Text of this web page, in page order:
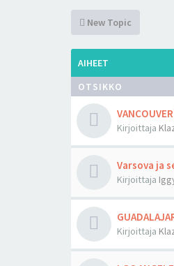
New Topic
AIHEET
OTSIKKO
Kirjoittaja
Varsova ja
Kirjoittaja
Kirjoittaja